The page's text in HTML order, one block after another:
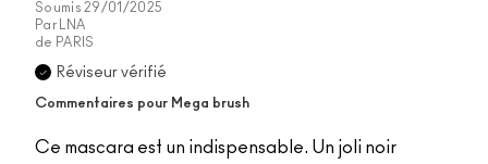
Soumis 29/01/2025
Par
LNA
de PARIS
Réviseur vérifié
Commentaires pour Mega brush
Ce mascara est un indispensable. Un joli noir